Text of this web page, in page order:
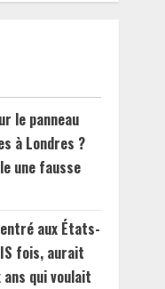
le panneau
à Londres ?
une fausse
aux États-
fois, aurait
qui voulait